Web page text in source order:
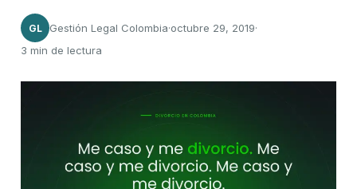
GL Gestión Legal Colombia·octubre 29, 2019·
3 min de lectura